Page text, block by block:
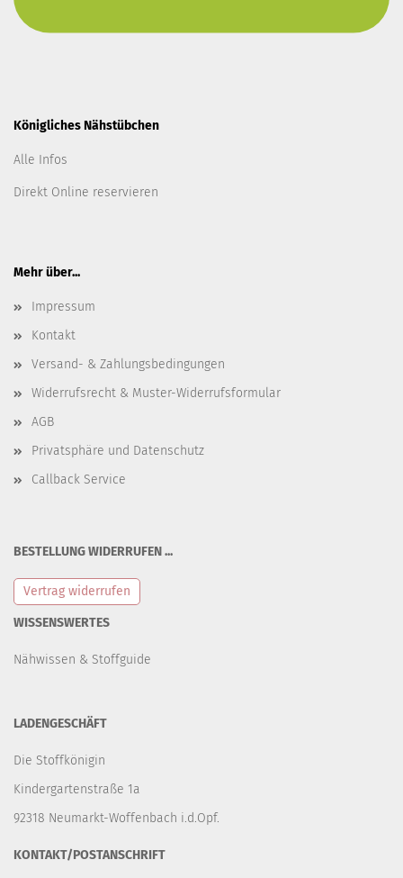
Königliches Nähstübchen
Alle Infos
Direkt Online reservieren
Mehr über...
Impressum
Kontakt
Versand- & Zahlungsbedingungen
Widerrufsrecht & Muster-Widerrufsformular
AGB
Privatsphäre und Datenschutz
Callback Service
BESTELLUNG WIDERRUFEN ...
Vertrag widerrufen
WISSENSWERTES
Nähwissen & Stoffguide
LADENGESCHÄFT
Die Stoffkönigin
Kindergartenstraße 1a
92318 Neumarkt-Woffenbach i.d.Opf.
KONTAKT/POSTANSCHRIFT